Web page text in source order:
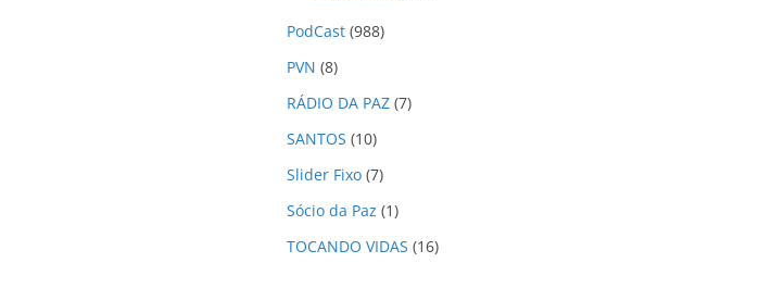
PodCast (988)
PVN (8)
RÁDIO DA PAZ (7)
SANTOS (10)
Slider Fixo (7)
Sócio da Paz (1)
TOCANDO VIDAS (16)